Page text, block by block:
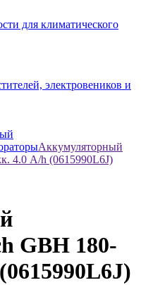
для климатического
электровеников и
Аккумуляторный
4.0 A/h (0615990L6J)
GBH 180-